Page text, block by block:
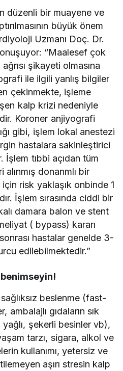
düzenli bir muayene ve
büyük önem
Uzmanı Doç. Dr.
“Maalesef çok
şikayeti olmasına
ile ilgili yanlış bilgiler
çekinmekte, işleme
kalp krizi nedeniyle
Koroner anjiyografi
gibi, işlem lokal anestezi
hastalara sakinleştirici
İşlem tıbbi açıdan tüm
donanmlı bir
için risk yaklaşık onbinde 1
İşlem sırasında ciddi bir
damara balon ve stent
( bypass) kararı
hastalar genelde 3-
edilebilmektedir.”
benimseyin!
beslenme (fast-
ambalajlı gıdaların sık
yağlı, şekerli besinler vb),
tarzı, sigara, alkol ve
kullanımı, yetersiz ve
aşırı stresin kalp